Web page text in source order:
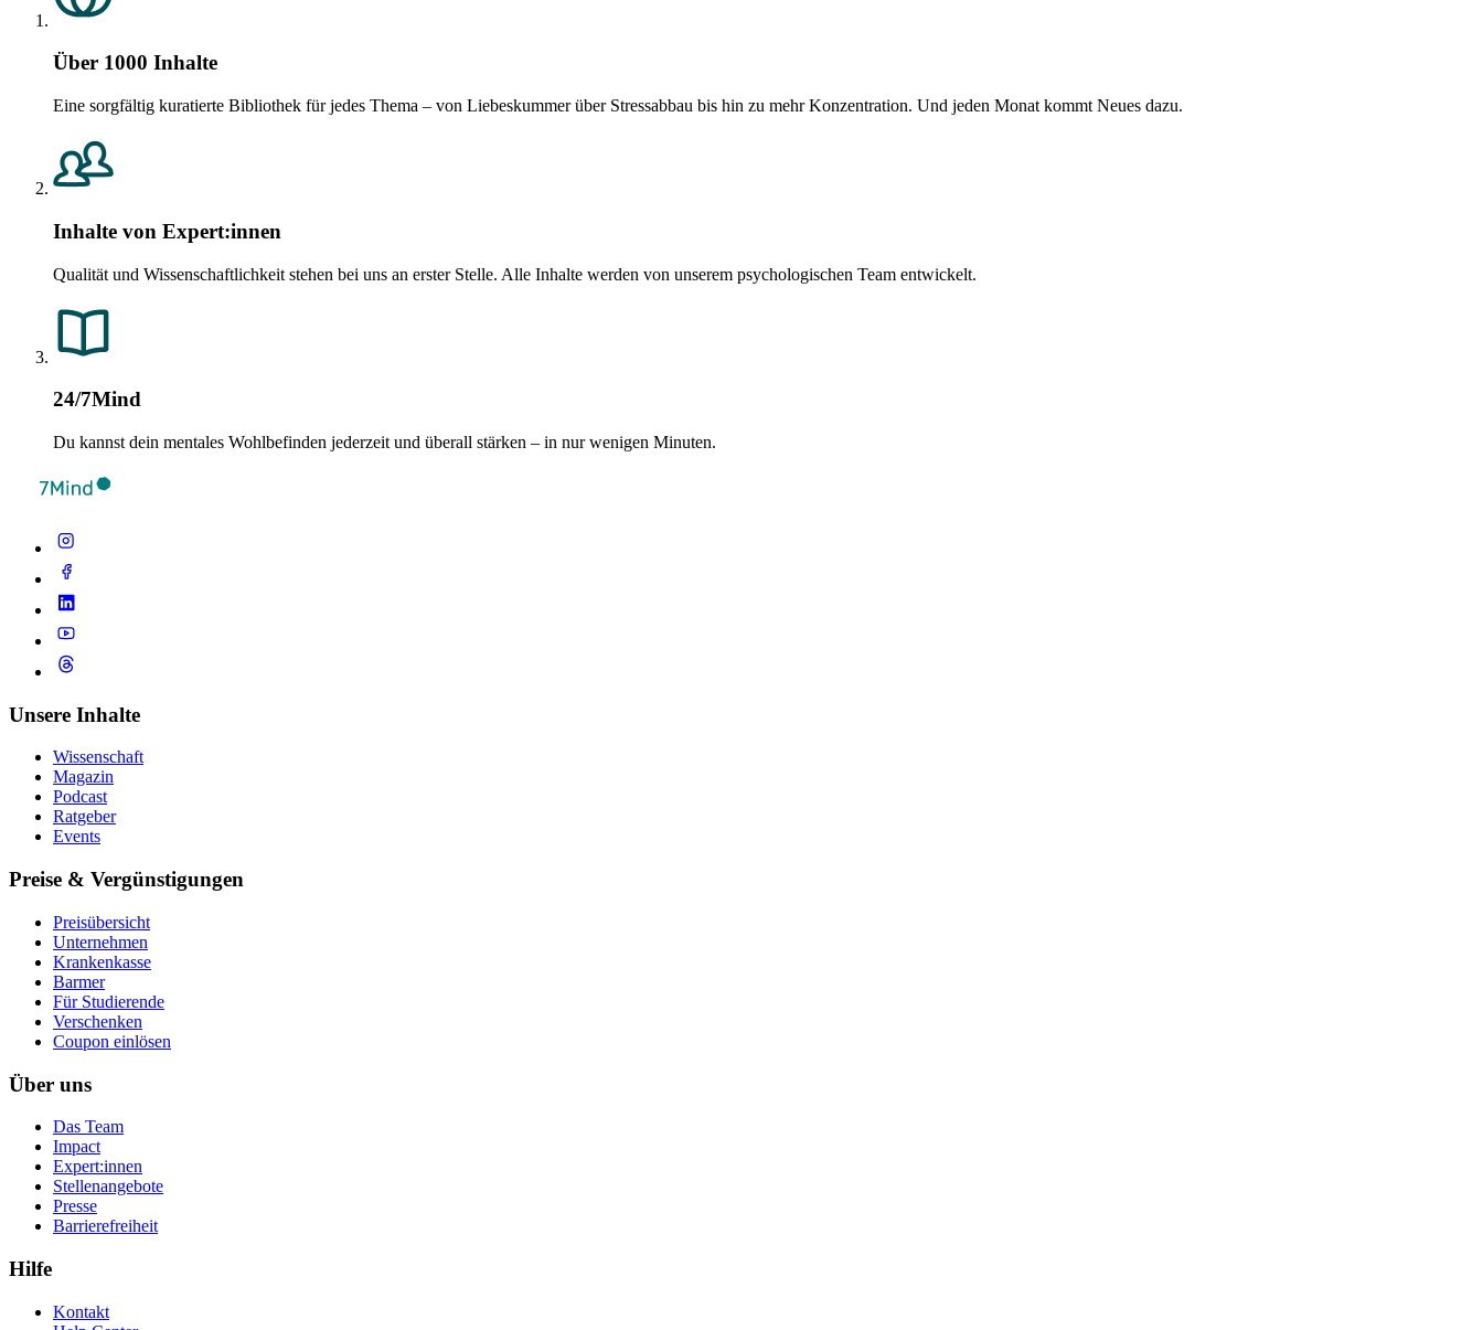
Über 1000 Inhalte
Eine sorgfältig kuratierte Bibliothek für jedes Thema – von Liebeskummer über Stressabbau bis hin zu mehr Konzentration. Und jeden Monat kommt Neues dazu.
Inhalte von Expert:innen
Qualität und Wissenschaftlichkeit stehen bei uns an erster Stelle. Alle Inhalte werden von unserem psychologischen Team entwickelt.
24/7Mind
Du kannst dein mentales Wohlbefinden jederzeit und überall stärken – in nur wenigen Minuten.
Unsere Inhalte
Wissenschaft
Magazin
Podcast
Ratgeber
Events
Preise & Vergünstigungen
Preisübersicht
Unternehmen
Krankenkasse
Barmer
Für Studierende
Ver­schen­ken
Coupon einlösen
Über uns
Das Team
Impact
Expert:innen
Stellenangebote
Presse
Barrierefreiheit
Hilfe
Kontakt